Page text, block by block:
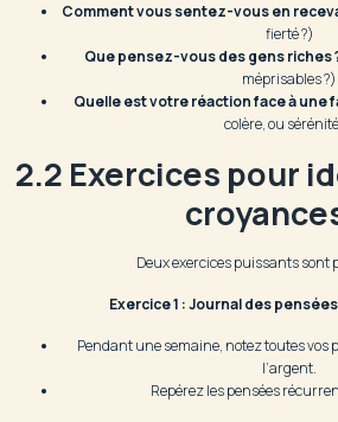
Comment vous sentez-vous en
fierté ?)
Que pensez-vous des gens riches
méprisables ?)
Quelle est votre réaction face à une
colère, ou
2.2 Exercices pour
Deux exercices puissants sont
Exercice 1 : Journal des
Pendant une semaine, notez toutes vos
l’argent.
Repérez les pensées